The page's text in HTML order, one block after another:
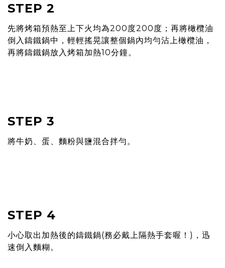
STEP 2
先將烤箱預熱至上下火均為200度200度；再將橄欖油
倒入鑄鐵鍋中，輕輕搖晃讓整個鍋內均勻沾上橄欖油，
再將鑄鐵鍋放入烤箱加熱10分鐘。
STEP 3
將⽜奶、蛋、麵粉與鹽混合拌勻。
STEP 4
⼩⼼取出加熱後的鑄鐵鍋(務必戴上隔熱⼿套喔！)，迅
速倒入麵糊。